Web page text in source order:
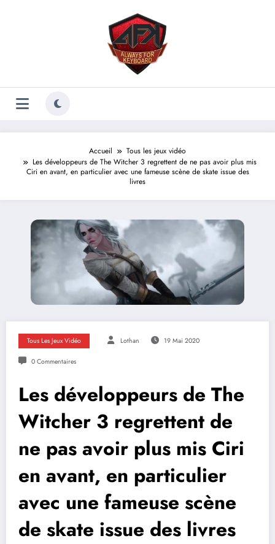
Accueil
Tous les jeux vidéo
Les développeurs de The Witcher 3 regrettent de ne pas avoir plus mis
Ciri en avant, en particulier avec une fameuse scène de skate issue des
livres
Tous Les Jeux Vidéo Lothan 19 Mai 2020
0 Commentaires
Les développeurs de The
Witcher 3 regrettent de
ne pas avoir plus mis Ciri
en avant, en particulier
avec une fameuse scène
de skate issue des livres